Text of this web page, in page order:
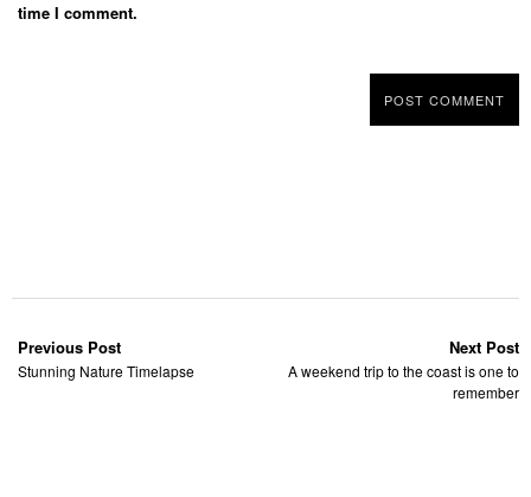
time I comment.
Previous Post
Stunning Nature Timelapse
Next Post
A weekend trip to the coast is one to
remember